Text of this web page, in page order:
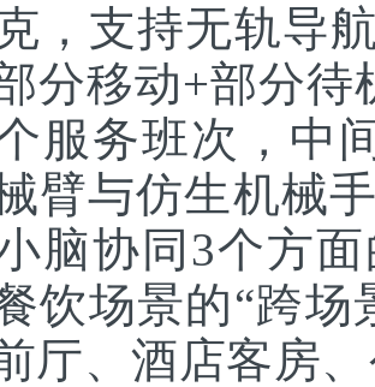
，支持无轨导
分移动+部分待
服务班次，中
臂与仿生机械
脑协同3个方
饮场景的“跨
厅、酒店客房